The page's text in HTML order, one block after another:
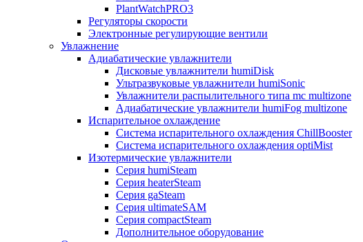
PlantWatchPRO3
Регуляторы скорости
Электронные регулирующие вентили
Увлажнение
Адиабатические увлажнители
Дисковые увлажнители humiDisk
Ультразвуковые увлажнители humiSonic
Увлажнители распылительного типа mc multizone
Адиабатические увлажнители humiFog multizone
Испарительное охлаждение
Система испарительного охлаждения ChillBooster
Система испарительного охлаждения optiMist
Изотермические увлажнители
Серия humiSteam
Серия heaterSteam
Серия gaSteam
Серия ultimateSAM
Серия compactSteam
Дополнительное оборудование